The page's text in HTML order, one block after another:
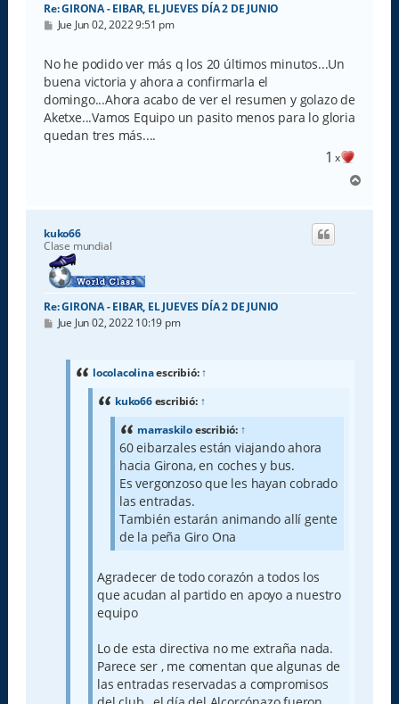
Re: GIRONA - EIBAR, EL JUEVES DÍA 2 DE JUNIO
M
s
a
j
e
Jue Jun 02, 2022 9:51 pm
No he podido ver más q los 20 últimos minutos...Un
buena victoria y ahora a confirmarla el
domingo...Ahora acabo de ver el resumen y golazo de
Aketxe...Vamos Equipo un pasito menos para lo gloria
quedan tres más....
1 x
r
kuko66
Clase mundial
Re: GIRONA - EIBAR, EL JUEVES DÍA 2 DE JUNIO
M
Jue Jun 02, 2022 10:19 pm
locolacolinaescribió:↑
kuko66escribió: ↑
marraskiloescribió: ↑
60 eibarzales están viajando ahora
hacia Girona, en coches y bus.
Es vergonzoso que les hayan cobrado
las entradas.
También estarán animando allí gente
de la peña Giro Ona
Agradecer de todo corazón a todos los
que acudan al partido en apoyo a nuestro
equipo
Lo de esta directiva no me extraña nada.
Parece ser , me comentan que algunas de
las entradas reservadas a compromisos